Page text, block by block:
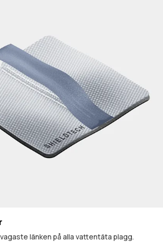
länken på alla vattentäta plagg.